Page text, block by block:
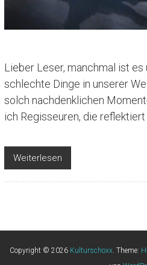
Lieber Leser, manchmal ist
schlechte Dinge in unserer
solch nachdenklichen
ich Regisseuren, die
Weiterlesen
Copyright © 2026 Kulturschoxx. Theme: